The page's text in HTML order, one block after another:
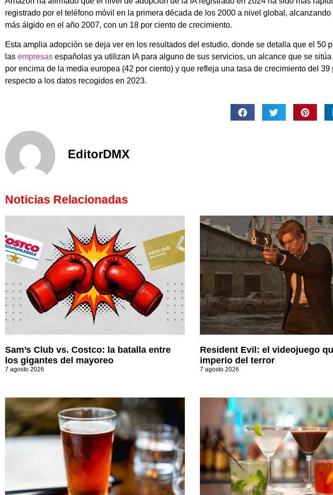
registrado por el teléfono móvil en la primera década de los 2000 a nivel global, alcanzando
más álgido en el año 2007, con un 18 por ciento de crecimiento.
Esta amplia adopción se deja ver en los resultados del estudio, donde se detalla que el 50
las empresas españolas ya utilizan IA para alguno de sus servicios, un alcance que se
por encima de la media europea (42 por ciento) y que refleja una tasa de crecimiento del 39
respecto a los datos recogidos en 2023.
EditorDMX
Noticias Relacionadas
Sam’s Club vs. Costco: la batalla entre
los gigantes del mayoreo
7 agosto 2026
Resident Evil: el videojuego
imperio del terror
7 agosto 2026